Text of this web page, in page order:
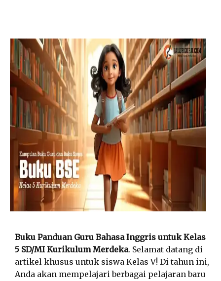
Buku Panduan Guru Bahasa Inggris untuk Kelas
5 SD/MI Kurikulum Merdeka. Selamat datang di
artikel khusus untuk siswa Kelas V! Di tahun ini,
Anda akan mempelajari berbagai pelajaran baru